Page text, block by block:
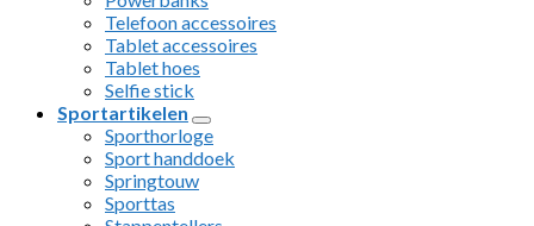
Telefoon accessoires
Tablet accessoires
Tablet hoes
Selfie stick
Sportartikelen
Sporthorloge
Sport handdoek
Springtouw
Sporttas